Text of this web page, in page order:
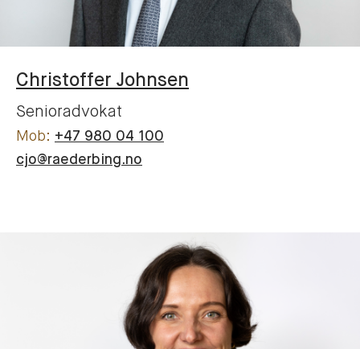
Christoffer Johnsen
Senioradvokat
+47 980 04 100
cjo@raederbing.no